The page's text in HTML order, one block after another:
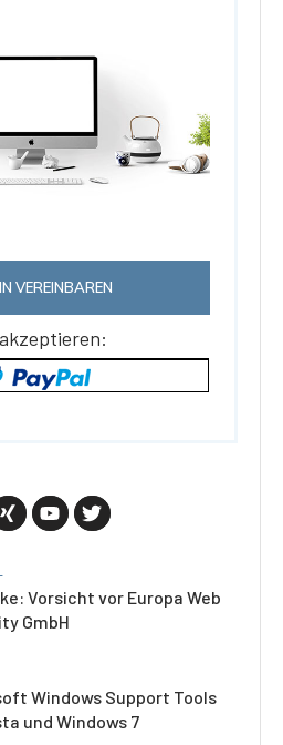
VEREINBAREN
Vorsicht vor Europa Web
GmbH
Windows Support Tools
und Windows 7